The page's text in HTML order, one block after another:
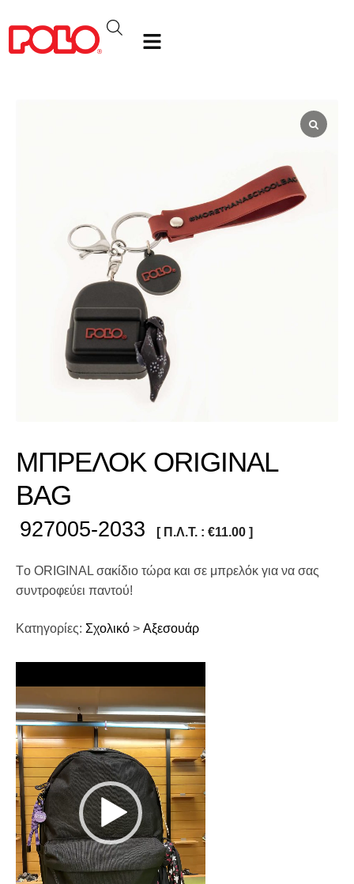
ΜΠΡΕΛΟΚ ORIGINAL
BAG
927005-2033 [ Π.Λ.Τ. : €11.00 ]
Tο ORIGINAL σακίδιο τώρα και σε μπρελόκ για να σας
συντροφεύει παντού!
Κατηγορίες: Σχολικό > Αξεσουάρ
Αναπαραγωγής
Βίντεο